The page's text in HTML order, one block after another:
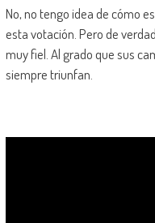
No, no tengo idea de cómo
esta votación. Pero de
muy fiel. Al grado que sus
siempre triunfan.